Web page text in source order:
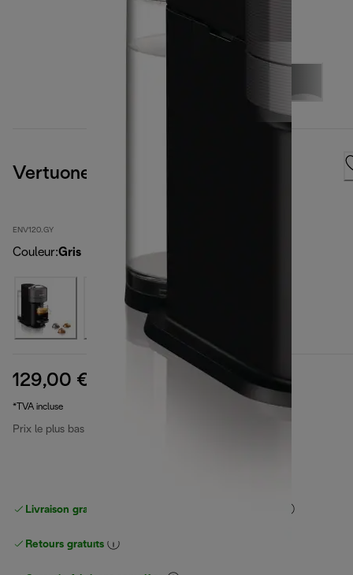
Vertuonext, Grey
ENV120.GY
Couleur:Gris
129,00 € prix original 149,90 €
*TVA incluse
Prix le plus bas 30 derniers jours
Livraison gratuite standard
Retours gratuits